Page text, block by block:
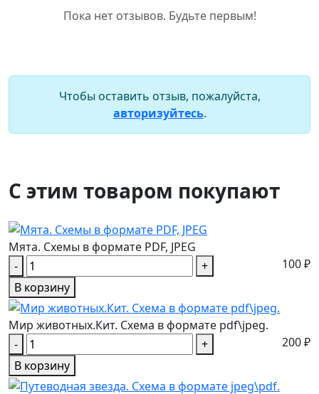
Пока нет отзывов. Будьте первым!
Чтобы оставить отзыв, пожалуйста,
авторизуйтесь.
С этим товаром покупают
Мята. Схемы в формате PDF, JPEG
-
+
100 ₽
В корзину
Мир животных.Кит. Схема в формате pdf\jpeg.
-
+
200 ₽
В корзину